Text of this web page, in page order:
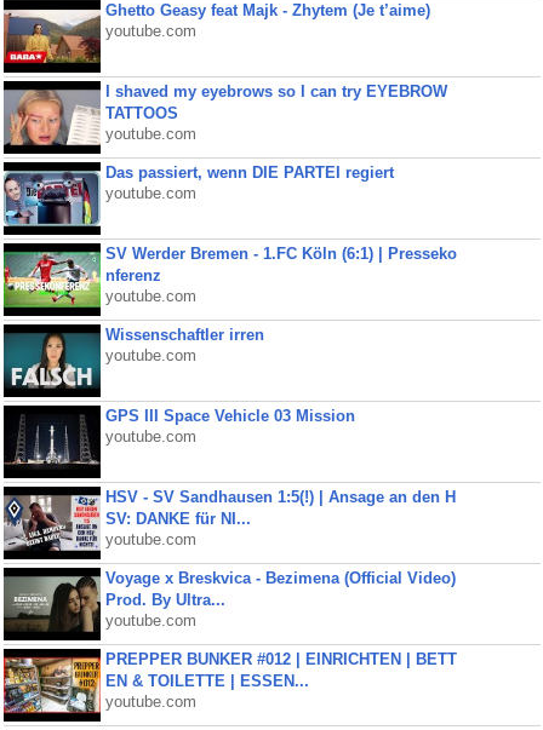
Ghetto Geasy feat Majk - Zhytem (Je t’aime)
youtube.com
I shaved my eyebrows so I can try EYEBROW
TATTOOS
youtube.com
Das passiert, wenn DIE PARTEI regiert
youtube.com
SV Werder Bremen - 1.FC Köln (6:1) | Presseko
nferenz
youtube.com
Wissenschaftler irren
youtube.com
GPS III Space Vehicle 03 Mission
youtube.com
HSV - SV Sandhausen 1:5(!) | Ansage an den H
SV: DANKE für NI...
youtube.com
Voyage x Breskvica - Bezimena (Official Video)
Prod. By Ultra...
youtube.com
PREPPER BUNKER #012 | EINRICHTEN | BETT
EN & TOILETTE | ESSEN...
youtube.com